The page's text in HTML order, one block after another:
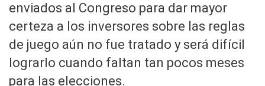
enviados al Congreso para dar mayor
certeza a los inversores sobre las reglas
de juego aún no fue tratado y será difícil
lograrlo cuando faltan tan pocos meses
para las elecciones.